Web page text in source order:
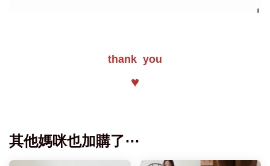
thank you
♥
其他媽咪也加購了⋯